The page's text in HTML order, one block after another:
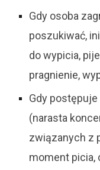
Gdy osoba
poszukiwać,
do wypicia,
pragnienie,
Gdy
(narasta
związanych z
moment picia,